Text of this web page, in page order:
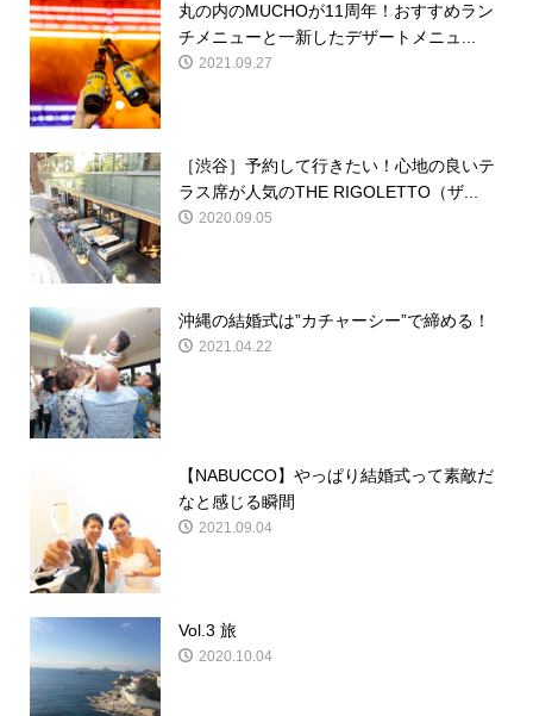
丸の内のMUCHOが11周年！おすすめラン
チメニューと一新したデザートメニュ...
2021.09.27
［渋谷］予約して行きたい！心地の良いテ
ラス席が人気のTHE RIGOLETTO（ザ...
2020.09.05
沖縄の結婚式は”カチャーシー”で締める！
2021.04.22
【NABUCCO】やっぱり結婚式って素敵だ
なと感じる瞬間
2021.09.04
Vol.3 旅
2020.10.04